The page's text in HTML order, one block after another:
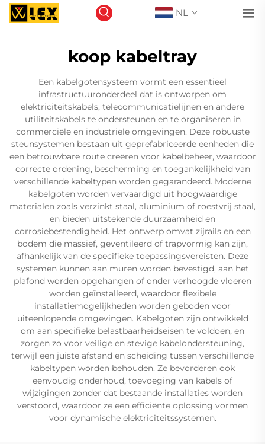
NL
koop kabeltray
Een kabelgotensysteem vormt een essentieel
infrastructuuronderdeel dat is ontworpen om
elektriciteitskabels, telecommunicatielijnen en andere
utiliteitskabels te ondersteunen en te organiseren in
commerciële en industriële omgevingen. Deze robuuste
steunsystemen bestaan uit geprefabriceerde eenheden die
een betrouwbare route creëren voor kabelbeheer, waardoor
correcte ordening, bescherming en toegankelijkheid van
verschillende kabeltypen worden gegarandeerd. Moderne
kabelgoten worden vervaardigd uit hoogwaardige
materialen zoals verzinkt staal, aluminium of roestvrij staal,
en bieden uitstekende duurzaamheid en
corrosiebestendigheid. Het ontwerp omvat zijrails en een
bodem die massief, geventileerd of trapvormig kan zijn,
afhankelijk van de specifieke toepassingsvereisten. Deze
systemen kunnen aan muren worden bevestigd, aan het
plafond worden opgehangen of onder verhoogde vloeren
worden geïnstalleerd, waardoor flexibele
installatiemogelijkheden worden geboden voor
uiteenlopende omgevingen. Kabelgoten zijn ontwikkeld
om aan specifieke belastbaarheidseisen te voldoen, en
zorgen zo voor veilige en stevige kabelondersteuning,
terwijl een juiste afstand en scheiding tussen verschillende
kabeltypen worden behouden. Ze bevorderen ook
eenvoudig onderhoud, toevoeging van kabels of
wijzigingen zonder dat bestaande installaties worden
verstoord, waardoor ze een efficiënte oplossing vormen
voor dynamische elektriciteitssystemen.